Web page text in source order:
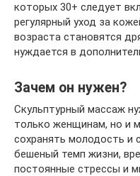
которых 30+ следует
регулярный уход за
возраста становятся
нуждается в
Зачем он нужен?
Скульптурный массаж
только женщинам, но и
сохранять молодость и
бешеный темп жизни,
постоянные стрессы и